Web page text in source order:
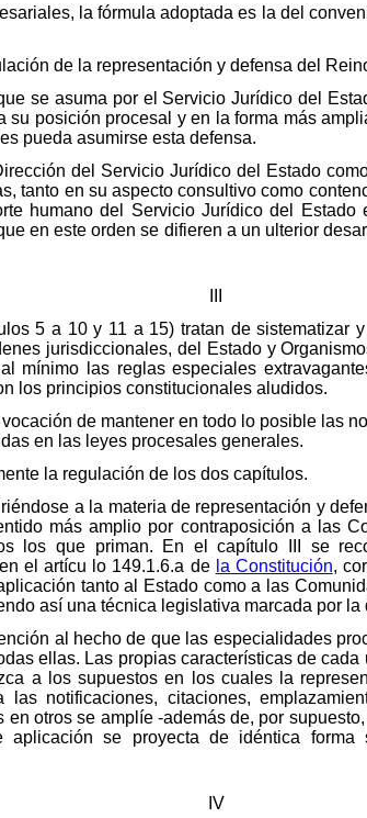
la fórmula adoptada es la del
de la representación y defensa del
se asuma por el Servicio Jurídico del
su posición procesal y en la forma más
pueda asumirse esta defensa.
del Servicio Jurídico del Estado
tanto en su aspecto consultivo como
humano del Servicio Jurídico del
en este orden se difieren a un ulterior
5 a 10 y 11 a 15) tratan de sistematizar
jurisdiccionales, del Estado y
mínimo las reglas especiales
los principios constitucionales aludidos.
de mantener en todo lo posible las
en las leyes procesales generales.
la regulación de los dos capítulos.
a la materia de representación y
más amplio por contraposición a las
los que priman. En el capítulo III se
el artícu lo 149.1.6.a de la Constitución,
tanto al Estado como a las
así una técnica legislativa marcada por
al hecho de que las especialidades
ellas. Las propias características de
a los supuestos en los cuales la
notificaciones, citaciones,
otros se amplíe -además de, por
aplicación se proyecta de idéntica
IV